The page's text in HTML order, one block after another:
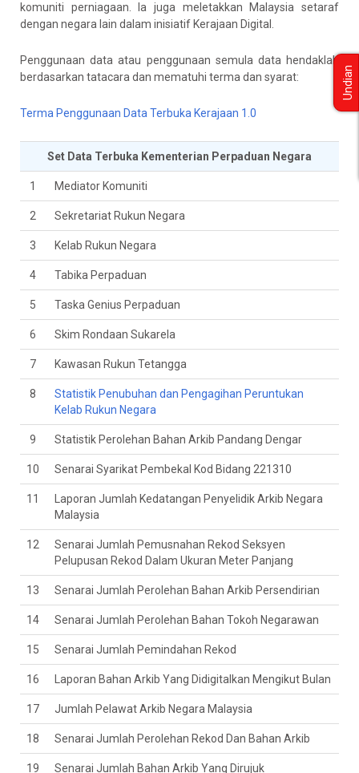
komuniti perniagaan. Ia juga meletakkan Malaysia setaraf
dengan negara lain dalam inisiatif Kerajaan Digital.
Penggunaan data atau penggunaan semula data hendaklah
berdasarkan tatacara dan mematuhi terma dan syarat:
Terma Penggunaan Data Terbuka Kerajaan 1.0
Set Data Terbuka Kementerian Perpaduan Negara
1 Mediator Komuniti
2 Sekretariat Rukun Negara
3 Kelab Rukun Negara
4 Tabika Perpaduan
5 Taska Genius Perpaduan
6 Skim Rondaan Sukarela
7 Kawasan Rukun Tetangga
8
Statistik Penubuhan dan Pengagihan Peruntukan
Kelab Rukun Negara
9 Statistik Perolehan Bahan Arkib Pandang Dengar
10 Senarai Syarikat Pembekal Kod Bidang 221310
11
Laporan Jumlah Kedatangan Penyelidik Arkib Negara
Malaysia
12
Senarai Jumlah Pemusnahan Rekod Seksyen
Pelupusan Rekod Dalam Ukuran Meter Panjang
13 Senarai Jumlah Perolehan Bahan Arkib Persendirian
14 Senarai Jumlah Perolehan Bahan Tokoh Negarawan
15 Senarai Jumlah Pemindahan Rekod
16 Laporan Bahan Arkib Yang Didigitalkan Mengikut Bulan
17 Jumlah Pelawat Arkib Negara Malaysia
18 Senarai Jumlah Perolehan Rekod Dan Bahan Arkib
19 Senarai Jumlah Bahan Arkib Yang Dirujuk
Undian